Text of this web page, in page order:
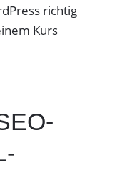
richtig
Kurs